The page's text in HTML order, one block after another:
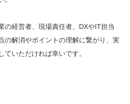
の経営者、現場責任者、DXやIT担当
の解消やポイントの理解に繋がり、実
ていただければ幸いです。